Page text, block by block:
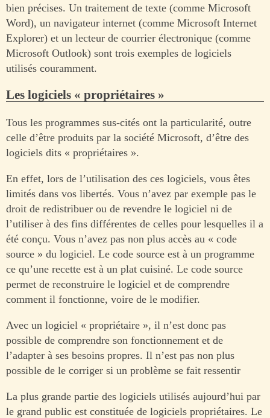
bien précises. Un traitement de texte (comme Microsoft
Word), un navigateur internet (comme Microsoft Internet
Explorer) et un lecteur de courrier électronique (comme
Microsoft Outlook) sont trois exemples de logiciels
utilisés couramment.
Les logiciels « propriétaires »
Tous les programmes sus-cités ont la particularité, outre
celle d’être produits par la société Microsoft, d’être des
logiciels dits « propriétaires ».
En effet, lors de l’utilisation des ces logiciels, vous êtes
limités dans vos libertés. Vous n’avez par exemple pas le
droit de redistribuer ou de revendre le logiciel ni de
l’utiliser à des fins différentes de celles pour lesquelles il a
été conçu. Vous n’avez pas non plus accès au « code
source » du logiciel. Le code source est à un programme
ce qu’une recette est à un plat cuisiné. Le code source
permet de reconstruire le logiciel et de comprendre
comment il fonctionne, voire de le modifier.
Avec un logiciel « propriétaire », il n’est donc pas
possible de comprendre son fonctionnement et de
l’adapter à ses besoins propres. Il n’est pas non plus
possible de le corriger si un problème se fait ressentir
La plus grande partie des logiciels utilisés aujourd’hui par
le grand public est constituée de logiciels propriétaires. Le